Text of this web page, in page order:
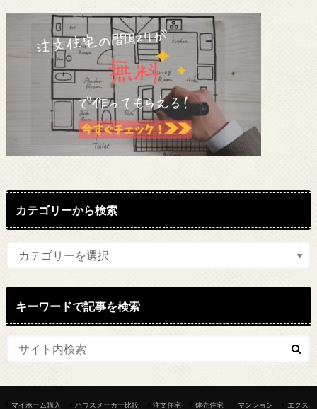
カテゴリーから検索
キーワードで記事を検索
マイホーム購入 ハウスメーカー比較 注文住宅 建売住宅 マンション エクス